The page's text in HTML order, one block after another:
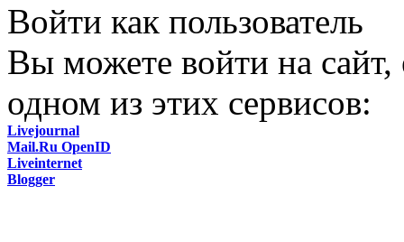
Войти как пользователь
Вы можете войти на сайт,
одном из этих сервисов:
Livejournal
Mail.Ru OpenID
Liveinternet
Blogger